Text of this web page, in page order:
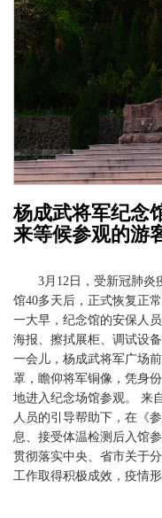
杨成武将军纪念
来等候参观的游
3月12日，受新冠肺炎
馆40多天后，正式恢复正
一大早，纪念馆的安保人
海报、擦拭展柜、调试设
一会儿，杨成武将军广场
罩，瞻仰将军铜像，凭身
地进入纪念场馆参观。 来
人员的引导帮助下，在《
息、接受体温检测后入馆
贯彻落实中央、省市关于
工作取得积极成效，疫情